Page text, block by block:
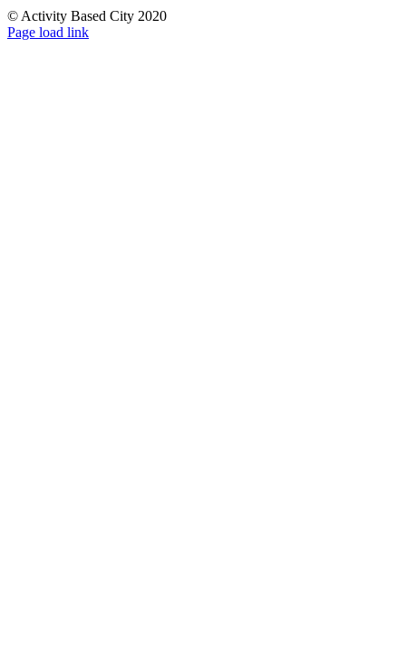
© Activity Based City 2020
Page load link